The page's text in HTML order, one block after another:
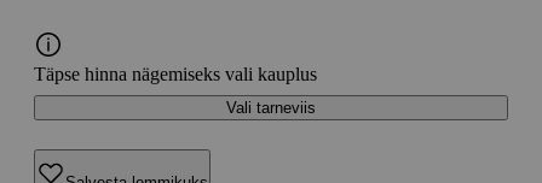
Täpse hinna nägemiseks vali kauplus
Vali tarneviis